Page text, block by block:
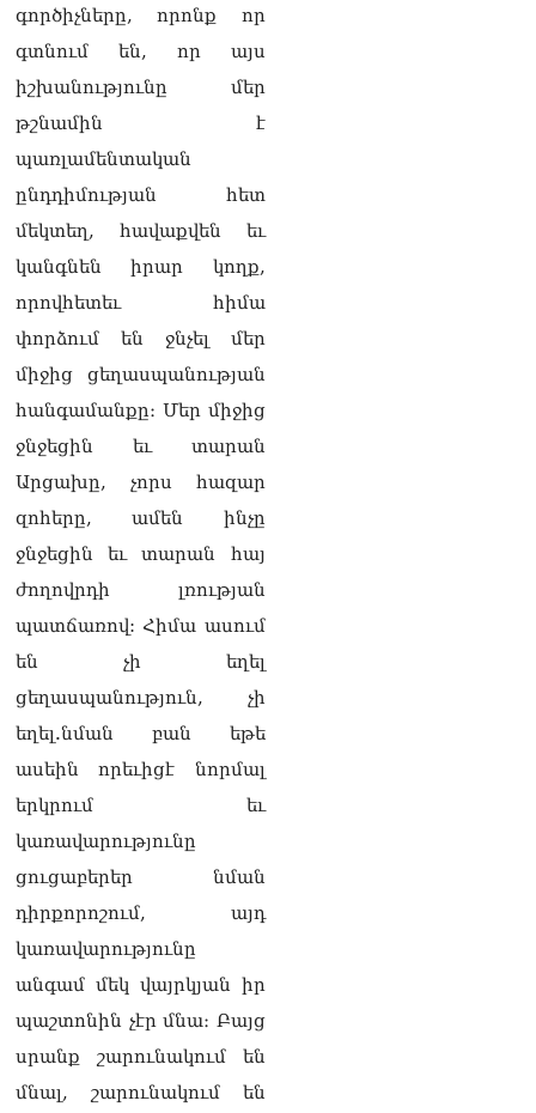
գործիչները, որոնք որ
գտնում են, որ այս
իշխանությունը մեր
թշնամին է
պառլամենտական
ընդդիմության հետ
մեկտեղ, հավաքվեն եւ
կանգնեն իրար կողք,
որովհետեւ հիմա
փորձում են ջնչել մեր
միջից ցեղասպանության
հանգամանքը։ Մեր միջից
ջնջեցին եւ տարան
Արցախը, չորս հազար
զոհերը, ամեն ինչը
ջնջեցին եւ տարան հայ
ժողովրդի լռության
պատճառով: Հիմա ասում
են չի եղել
ցեղասպանություն, չի
եղել.նման բան եթե
ասեին որեւիցէ նորմալ
երկրում եւ
կառավարությունը
ցուցաբերեր նման
դիրքորոշում, այդ
կառավարությունը
անգամ մեկ վայրկյան իր
պաշտոնին չէր մնա։ Բայց
սրանք շարունակում են
մնալ, շարունակում են